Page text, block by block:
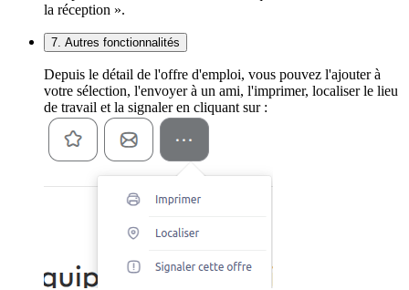
la réception ».
7. Autres fonctionnalités
Depuis le détail de l'offre d'emploi, vous pouvez l'ajouter à
votre sélection, l'envoyer à un ami, l'imprimer, localiser le lieu
de travail et la signaler en cliquant sur :